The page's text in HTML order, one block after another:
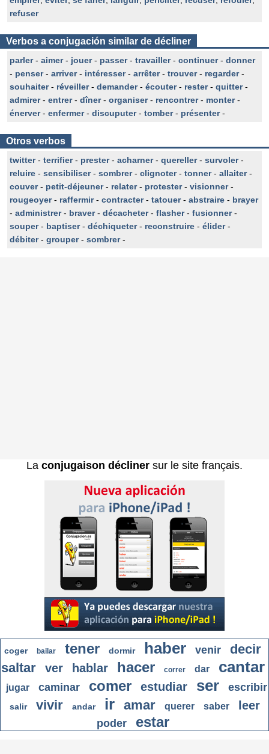
refuser
Verbos a conjugación similar de décliner
parler- aimer- jouer- passer- travailler- continuer- donner
- penser- arriver- intéresser- arrêter- trouver- regarder-
souhaiter- réveiller- demander- écouter- rester- quitter-
admirer- entrer- dîner- organiser- rencontrer- monter-
énerver- enfermer- discuputer- tomber- présenter-
Otros verbos
twitter- terrifier- prester- acharner- quereller- survoler-
reluire - sensibiliser- sombrer- clignoter- tonner- allaiter-
couver- petit-déjeuner- relater- protester- visionner-
rougeoyer- raffermir- contracter- tatouer- abstraire - brayer
- administrer- braver- décacheter- flasher- fusionner-
souper- baptiser- déchiqueter- reconstruire - élider-
débiter- grouper- sombrer-
La conjugaison décliner sur le site français.
coger bailar tener dormir haber venir
decir
saltar
ver hablar hacer correr dar cantar
jugar caminar comer estudiar ser escribir
salir vivir andar ir amar querer saber leer
poder estar